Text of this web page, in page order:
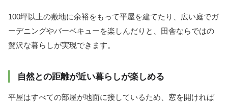
100坪以上の敷地に余裕をもって平屋を建てたり、広い庭でガ
ーデニングやバーベキューを楽しんだりと、田舎ならではの
贅沢な暮らしが実現できます。
自然との距離が近い暮らしが楽しめる
平屋はすべての部屋が地面に接しているため、窓を開ければ